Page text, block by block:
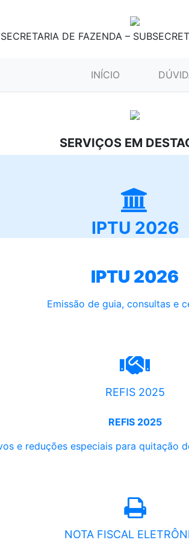
SECRETARIA DE FAZENDA –
INÍCIO (CURRENT)
SERVIÇOS EM
IPTU 2026
IPTU 2026
Emissão de guia, consultas e
REFIS 2025
REFIS 2025
e reduções especiais para quitação
NOTA FISCAL